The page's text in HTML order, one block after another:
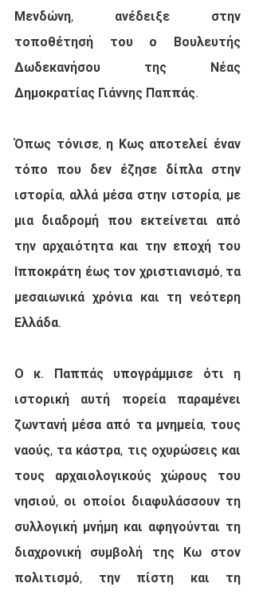
Μενδώνη, ανέδειξε στην
τοποθέτησή του ο Βουλευτής
Δωδεκανήσου της Νέας
Δημοκρατίας Γιάννης Παππάς.
Όπως τόνισε, η Κως αποτελεί έναν
τόπο που δεν έζησε δίπλα στην
ιστορία, αλλά μέσα στην ιστορία, με
μια διαδρομή που εκτείνεται από
την αρχαιότητα και την εποχή του
Ιπποκράτη έως τον χριστιανισμό, τα
μεσαιωνικά χρόνια και τη νεότερη
Ελλάδα.
Ο κ. Παππάς υπογράμμισε ότι η
ιστορική αυτή πορεία παραμένει
ζωντανή μέσα από τα μνημεία, τους
ναούς, τα κάστρα, τις οχυρώσεις και
τους αρχαιολογικούς χώρους του
νησιού, οι οποίοι διαφυλάσσουν τη
συλλογική μνήμη και αφηγούνται τη
διαχρονική συμβολή της Κω στον
πολιτισμό, την πίστη και τη